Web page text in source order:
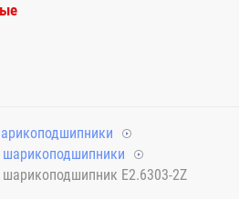
E2.6303-2Z